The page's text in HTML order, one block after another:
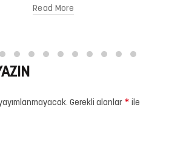
Read More
Gerekli alanlar * ile